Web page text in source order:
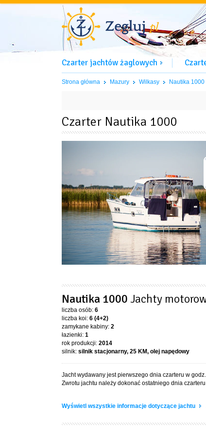
Czarter jachtów żaglowych
Strona główna Mazury Wilkasy Nautika 1000
Czarter Nautika 1000
Nautika 1000 Jachty
liczba osób: 6
liczba koi: 6 (4+2)
zamykane kabiny: 2
łazienki: 1
rok produkcji: 2014
silnik: silnik stacjonarny, 25 KM, olej napędowy
Jacht wydawany jest pierwszego dnia czarteru w
Zwrotu jachtu należy dokonać ostatniego dnia
Wyświetl wszystkie informacje dotyczące jachtu